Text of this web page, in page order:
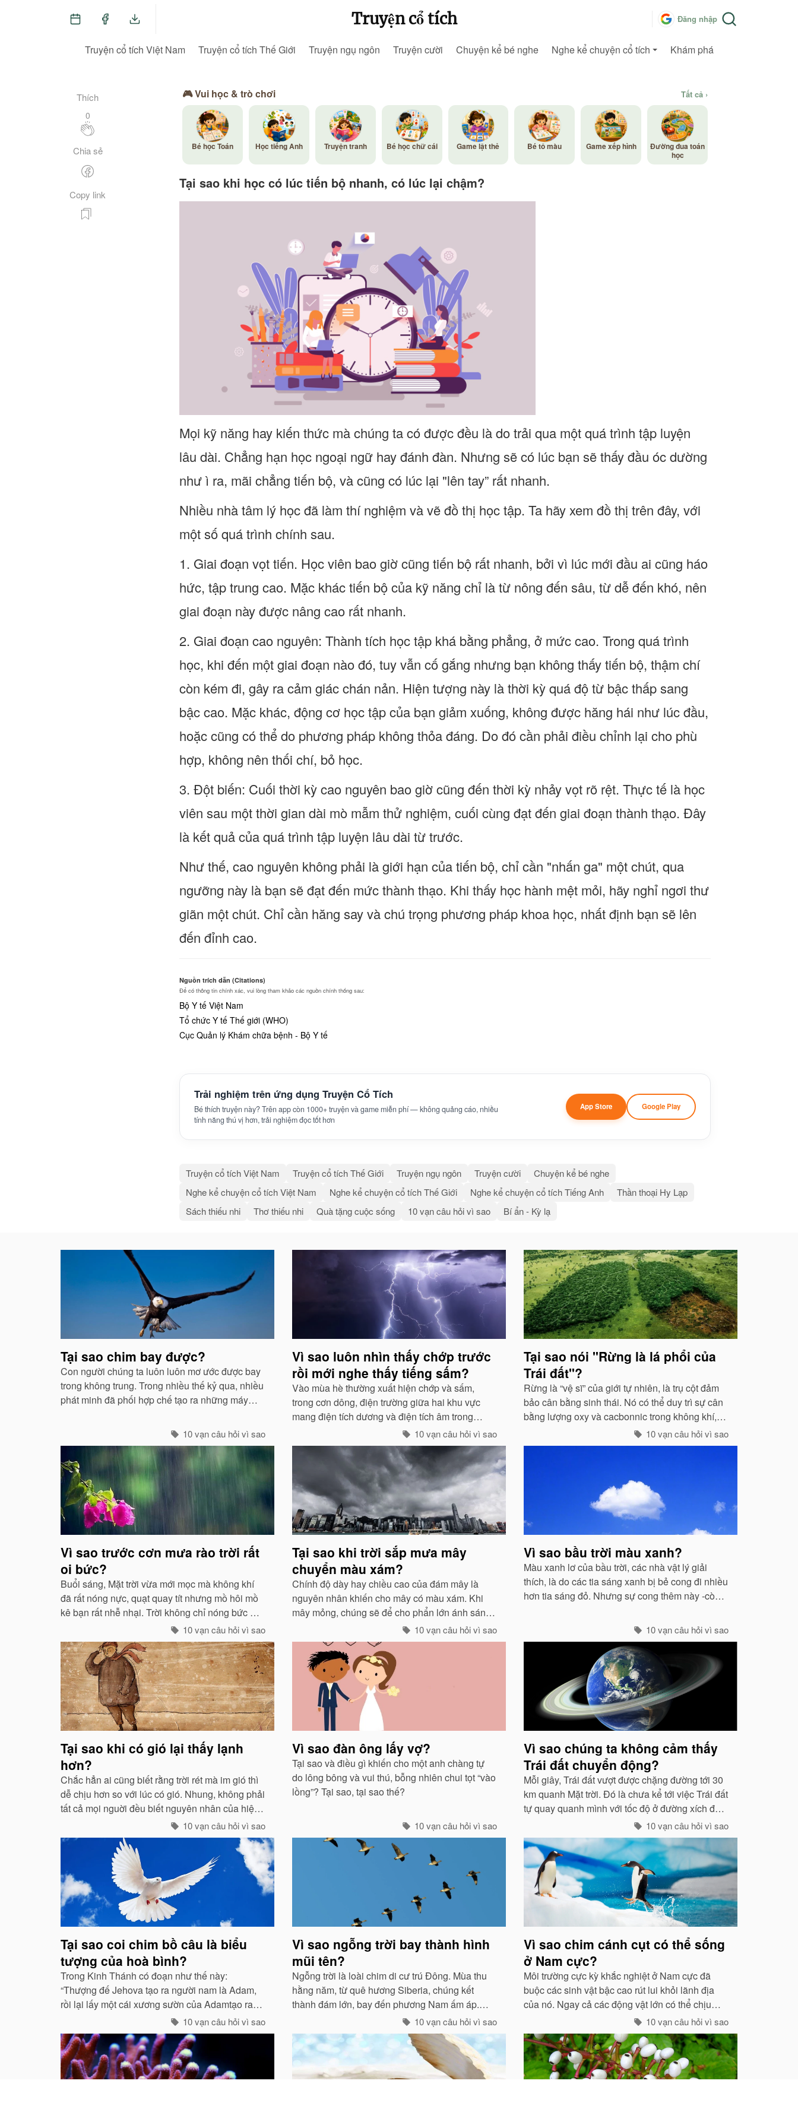
Truyện cổ tích Đăng nhập
Truyện cổ tích Việt Nam Truyện cổ tích Thế Giới Truyện ngụ ngôn Truyện cười Chuyện kể bé nghe Nghe kể chuyện cổ tích Khám phá
Thích
0
Chia sẻ
Copy link
🎮 Vui học & trò chơi Tất cả ›
Bé học Toán Học tiếng Anh Truyện tranh Bé học chữ cái Game lật thẻ Bé tô màu Game xếp hình
Đường đua toán
học
Tại sao khi học có lúc tiến bộ nhanh, có lúc lại chậm?
Mọi kỹ năng hay kiến thức mà chúng ta có được đều là do trải qua một quá trình tập luyện
lâu dài. Chẳng hạn học ngoại ngữ hay đánh đàn. Nhưng sẽ có lúc bạn sẽ thấy đầu óc dường
như ì ra, mãi chẳng tiến bộ, và cũng có lúc lại "lên tay” rất nhanh.
Nhiều nhà tâm lý học đã làm thí nghiệm và vẽ đồ thị học tập. Ta hãy xem đồ thị trên đây, với
một số quá trình chính sau.
1. Giai đoạn vọt tiến. Học viên bao giờ cũng tiến bộ rất nhanh, bởi vì lúc mới đầu ai cũng háo
hức, tập trung cao. Mặc khác tiến bộ của kỹ năng chỉ là từ nông đến sâu, từ dễ đến khó, nên
giai đoạn này được nâng cao rất nhanh.
2. Giai đoạn cao nguyên: Thành tích học tập khá bằng phẳng, ở mức cao. Trong quá trình
học, khi đến một giai đoạn nào đó, tuy vẫn cố gắng nhưng bạn không thấy tiến bộ, thậm chí
còn kém đi, gây ra cảm giác chán nản. Hiện tượng này là thời kỳ quá độ từ bậc thấp sang
bậc cao. Mặc khác, động cơ học tập của bạn giảm xuống, không được hăng hái như lúc đầu,
hoặc cũng có thể do phương pháp không thỏa đáng. Do đó cần phải điều chỉnh lại cho phù
hợp, không nên thối chí, bỏ học.
3. Đột biến: Cuối thời kỳ cao nguyên bao giờ cũng đến thời kỳ nhảy vọt rõ rệt. Thực tế là học
viên sau một thời gian dài mò mẫm thử nghiệm, cuối cùng đạt đến giai đoạn thành thạo. Đây
là kết quả của quá trình tập luyện lâu dài từ trước.
Như thế, cao nguyên không phải là giới hạn của tiến bộ, chỉ cần "nhấn ga" một chút, qua
ngưỡng này là bạn sẽ đạt đến mức thành thạo. Khi thấy học hành mệt mỏi, hãy nghỉ ngơi thư
giãn một chút. Chỉ cần hăng say và chú trọng phương pháp khoa học, nhất định bạn sẽ lên
đến đỉnh cao.
Nguồn trích dẫn (Citations)
Để có thông tin chính xác, vui lòng tham khảo các nguồn chính thống sau:
Bộ Y tế Việt Nam
Tổ chức Y tế Thế giới (WHO)
Cục Quản lý Khám chữa bệnh - Bộ Y tế
Trải nghiệm trên ứng dụng Truyện Cổ Tích
Bé thích truyện này? Trên app còn 1000+ truyện và game miễn phí — không quảng cáo, nhiều
tính năng thú vị hơn, trải nghiệm đọc tốt hơn
App Store Google Play
Truyện cổ tích Việt Nam Truyện cổ tích Thế Giới Truyện ngụ ngôn Truyện cười
Chuyện kể bé nghe
Nghe kể chuyện cổ tích Việt Nam
Nghe kể chuyện cổ tích Thế Giới Nghe kể chuyện cổ tích Tiếng Anh
Thần thoại Hy Lạp
Sách thiếu nhi
Thơ thiếu nhi Quà tặng cuộc sống 10 vạn câu hỏi vì sao Bí ẩn - Kỳ lạ
Bài
liên
quan
Tại sao chim bay được?
Con người chúng ta luôn luôn mơ ước được bay
trong không trung. Trong nhiều thế kỷ qua, nhiều
phát minh đã phối hợp chế tạo ra những máy
10 vạn câu hỏi vì sao
Vì sao luôn nhìn thấy chớp trước
rồi mới nghe thấy tiếng sấm?
Vào mùa hè thường xuất hiện chớp và sấm,
trong cơn dông, điện trường giữa hai khu vực
mang điện tích dương và điện tích âm trong
những đám mây lớn đến một mức độ nhất định,
hai loại điện tích trong quá trình phát triển sẽ
phát ra tia lửa...
10 vạn câu hỏi vì sao
Tại sao nói "Rừng là lá phổi của
Trái đất"?
Rừng là “vệ sĩ” của giới tự nhiên, là trụ cột đảm
bảo cân bằng sinh thái. Nó có thể duy trì sự cân
bằng lượng oxy và cacbonnic trong không khí,
giảm nhẹ ảnh hưởng của các chất thải, khí độc
gây nên ô nhiễm, làm trong sạch môi trường...
10 vạn câu hỏi vì sao
Vì sao trước cơn mưa rào trời rất
oi bức?
Buổi sáng, Mặt trời vừa mới mọc mà không khí
đã rất nóng nực, quạt quay tít nhưng mồ hôi mồ
kê bạn rất nhễ nhại. Trời không chỉ nóng bức mà
còn ngột ngạt nữa: Đó chính là dấu hiệu bắt đẩu
của một cơn mưa rào...
10 vạn câu hỏi vì sao
Tại sao khi trời sắp mưa mây
chuyển màu xám?
Chính độ dày hay chiều cao của đám mây là
nguyên nhân khiến cho mây có màu xám. Khi
mây mỏng, chúng sẽ để cho phẩn lớn ánh sáng
xuyên qua và có màu trắng... 10 vạn câu hỏi vì sao
Vì sao bầu trời màu xanh?
Màu xanh lơ của bầu trời, các nhà vật lý giải
thích, là do các tia sáng xanh bị bẻ cong đi nhiều
hơn tia sáng đỏ. Nhưng sự cong thêm này -còn
10 vạn câu hỏi vì sao
Tại sao khi có gió lại thấy lạnh
hơn?
Chắc hẳn ai cũng biết rằng trời rét mà im gió thì
dễ chịu hơn so với lúc có gió. Nhung, không phải
tất cả mọi nguời đều biết nguyên nhân của hiện
tuợng ấy. “Chỉ các sinh vật mới cảm thấy giá buốt
khi có gió”, còn các vật vô sinh thì không.
10 vạn câu hỏi vì sao
Vì sao đàn ông lấy vợ?
Tại sao và điều gì khiến cho một anh chàng tự
do lông bông và vui thú, bỗng nhiên chui tọt “vào
lồng”? Tại sao, tại sao thế?
10 vạn câu hỏi vì sao
Vì sao chúng ta không cảm thấy
Trái đất chuyển động?
Mỗi giây, Trái đất vượt được chặng đường tới 30
km quanh Mặt trời. Đó là chưa kể tới việc Trái đất
tự quay quanh mình với tốc độ ở đường xích đạo
là 465 mét / giây. Vậy mà có vẻ như Trái đất
đang đứng yên...
10 vạn câu hỏi vì sao
Tại sao coi chim bồ câu là biểu
tượng của hoà bình?
Trong Kinh Thánh có đoạn như thế này:
“Thượng đế Jehova tạo ra người nam là Adam,
rồi lại lấy một cái xương sườn của Adamtạo ra
con người nữ Eva, nhờ đó con cháu của họ sinh
sôi nảy nở và làm ăn sinh sống rất hưng thịnh...
10 vạn câu hỏi vì sao
Vì sao ngỗng trời bay thành hình
mũi tên?
Ngỗng trời là loài chim di cư trú Đông. Mùa thu
hằng năm, từ quê hương Siberia, chúng kết
thành đám lớn, bay đến phương Nam ấm áp.
Trong hành trình dài, chúng tổ chức đội hình rất
chặt chẽ...
10 vạn câu hỏi vì sao
Vì sao chim cánh cụt có thể sống
ở Nam cực?
Môi trường cực kỳ khắc nghiệt ở Nam cực đã
buộc các sinh vật bậc cao rút lui khỏi lãnh địa
của nó. Ngay cả các động vật lớn có thể chịu
được cái rét -80 độ C của Bắc cực như gấu
trắng, voi biển. cũng không hề có mặt ở cực
Nam...
10 vạn câu hỏi vì sao